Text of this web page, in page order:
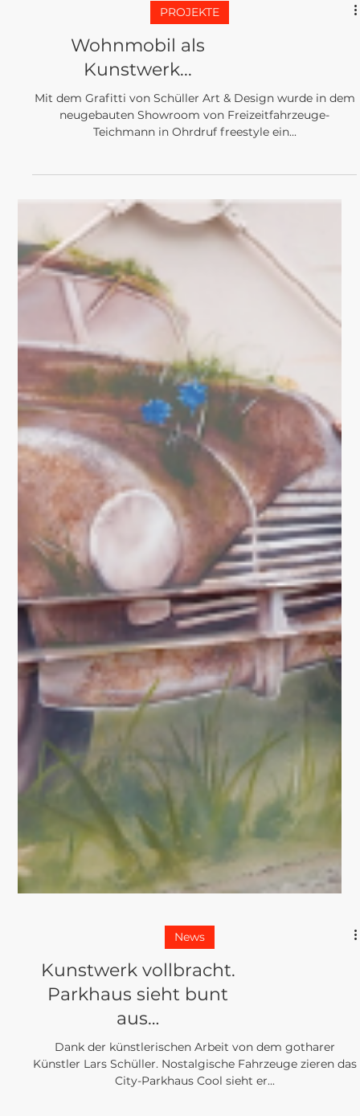
Wohnmobil als
Kunstwerk...
Mit dem Grafitti von Schüller Art & Design wurde in dem
neugebauten Showroom von Freizeitfahrzeuge-